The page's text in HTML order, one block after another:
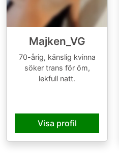
Majken_VG
70-årig, känslig kvinna
söker trans för öm,
lekfull natt.
Visa profil